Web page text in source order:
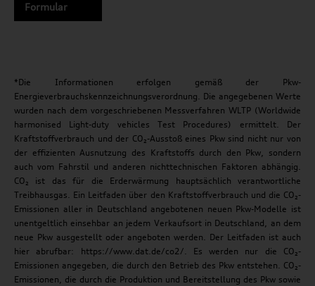
Formular
*Die Informationen erfolgen gemäß der Pkw-
Energieverbrauchskennzeichnungsverordnung. Die angegebenen Werte
wurden nach dem vorgeschriebenen Messverfahren WLTP (Worldwide
harmonised Light-duty vehicles Test Procedures) ermittelt. Der
Kraftstoffverbrauch und der CO₂-Ausstoß eines Pkw sind nicht nur von
der effizienten Ausnutzung des Kraftstoffs durch den Pkw, sondern
auch vom Fahrstil und anderen nichttechnischen Faktoren abhängig.
CO₂ ist das für die Erderwärmung hauptsächlich verantwortliche
Treibhausgas. Ein Leitfaden über den Kraftstoffverbrauch und die CO₂-
Emissionen aller in Deutschland angebotenen neuen Pkw-Modelle ist
unentgeltlich einsehbar an jedem Verkaufsort in Deutschland, an dem
neue Pkw ausgestellt oder angeboten werden. Der Leitfaden ist auch
hier abrufbar: https://www.dat.de/co2/. Es werden nur die CO₂-
Emissionen angegeben, die durch den Betrieb des Pkw entstehen. CO₂-
Emissionen, die durch die Produktion und Bereitstellung des Pkw sowie